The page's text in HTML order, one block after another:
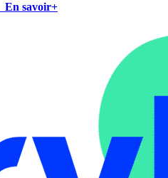
En savoir+